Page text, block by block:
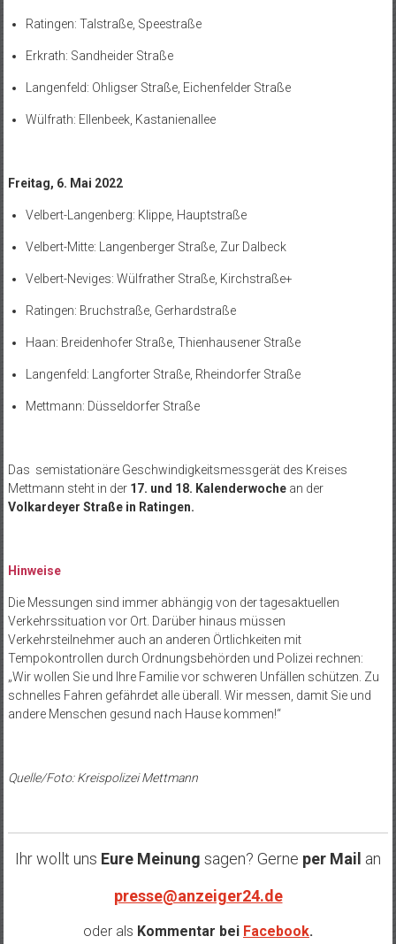
Ratingen: Talstraße, Speestraße
Erkrath: Sandheider Straße
Langenfeld: Ohligser Straße, Eichenfelder Straße
Wülfrath: Ellenbeek, Kastanienallee
Freitag, 6. Mai 2022
Velbert-Langenberg: Klippe, Hauptstraße
Velbert-Mitte: Langenberger Straße, Zur Dalbeck
Velbert-Neviges: Wülfrather Straße, Kirchstraße+
Ratingen: Bruchstraße, Gerhardstraße
Haan: Breidenhofer Straße, Thienhausener Straße
Langenfeld: Langforter Straße, Rheindorfer Straße
Mettmann: Düsseldorfer Straße
Das semistationäre Geschwindigkeitsmessgerät des Kreises
Mettmann steht in der 17. und 18. Kalenderwochean der
Volkardeyer Straße in Ratingen.
Hinweise
Die Messungen sind immer abhängig von der tagesaktuellen
Verkehrssituation vor Ort. Darüber hinaus müssen
Verkehrsteilnehmer auch an anderen Örtlichkeiten mit
Tempokontrollen durch Ordnungsbehörden und Polizei rechnen:
„Wir wollen Sie und Ihre Familie vor schweren Unfällen schützen. Zu
schnelles Fahren gefährdet alle überall. Wir messen, damit Sie und
andere Menschen gesund nach Hause kommen!“
Quelle/Foto: Kreispolizei Mettmann
Ihr wollt uns Eure Meinung sagen? Gerne per Mail an
presse@anzeiger24.de
oder als Kommentar bei Facebook.